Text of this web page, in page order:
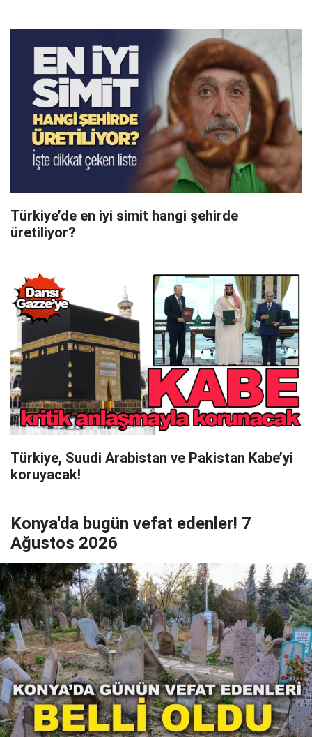
Türkiye’de en iyi simit hangi şehirde
üretiliyor?
Türkiye, Suudi Arabistan ve Pakistan Kabe’yi
koruyacak!
Konya'da bugün vefat edenler! 7
Ağustos 2026